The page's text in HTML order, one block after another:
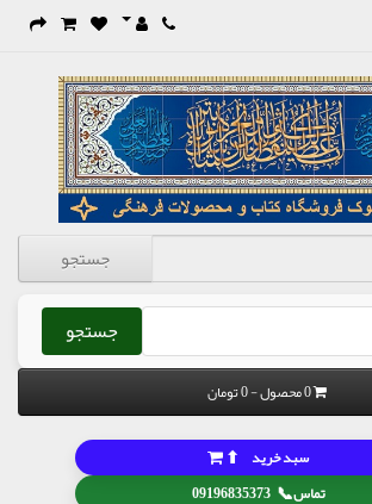
جستجو
جستجو
0 محصول - 0 تومان
تماس📞
09196835373
سبد خرید ⬆